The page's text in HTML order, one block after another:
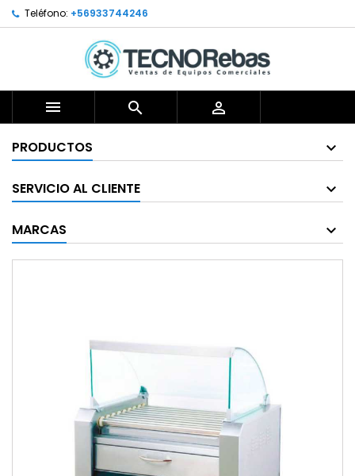
Teléfono: +56933744246
  
PRODUCTOS
SERVICIO AL CLIENTE
MARCAS